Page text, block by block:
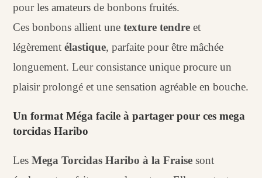
pour les amateurs de bonbons fruités.
Ces bonbons allient unetexture tendre et
légèrement élastique, parfaite pour être mâchée
longuement. Leur consistance unique procure un
plaisir prolongé et une sensation agréable en bouche.
Un format Méga facile à partager pour ces mega
torcidas Haribo
LesMega Torcidas Haribo à la Fraise sont